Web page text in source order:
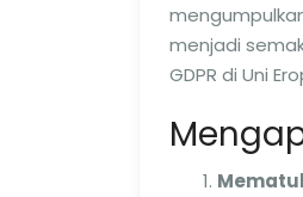
menjadi
GDPR di Uni